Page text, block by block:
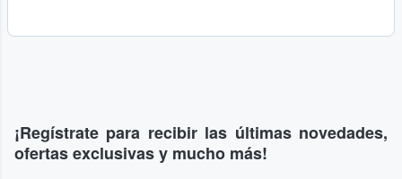
¡Regístrate para recibir las últimas novedades,
ofertas exclusivas y mucho más!